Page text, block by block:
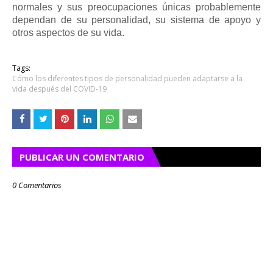
normales y sus preocupaciones únicas probablemente
dependan de su personalidad, su sistema de apoyo y
otros aspectos de su vida.
Tags:
Cómo los diferentes tipos de personalidad pueden adaptarse a la
vida después del COVID-19
PUBLICAR UN COMENTARIO
0 Comentarios